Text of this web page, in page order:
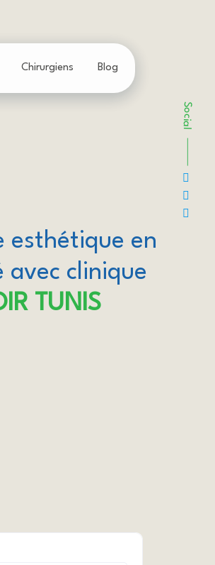
Chirurgiens Blog
esthétique en
clinique
TUNIS
Social